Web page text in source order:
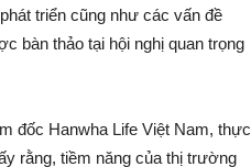
triển cũng như các vấn đề
bàn thảo tại hội nghị quan trọng
đốc Hanwha Life Việt Nam, thực
rằng, tiềm năng của thị trường